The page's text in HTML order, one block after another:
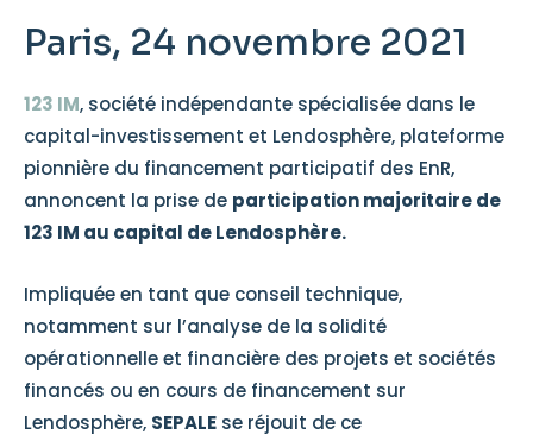
Paris, 24 novembre 2021
123 IM, société indépendante spécialisée dans le
capital-investissement et Lendosphère, plateforme
pionnière du financement participatif des EnR,
annoncent la prise de participation majoritaire de
123 IM au capital de Lendosphère.
Impliquée en tant que conseil technique,
notamment sur l’analyse de la solidité
opérationnelle et financière des projets et sociétés
financés ou en cours de financement sur
Lendosphère, SEPALE se réjouit de ce